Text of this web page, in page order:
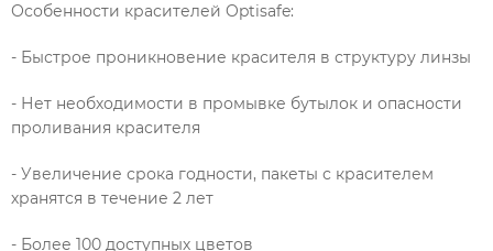
Особенности красителей Optisafe:
- Быстрое проникновение красителя в структуру линзы
- Нет необходимости в промывке бутылок и опасности
проливания красителя
- Увеличение срока годности, пакеты с красителем
хранятся в течение 2 лет
- Более 100 доступных цветов